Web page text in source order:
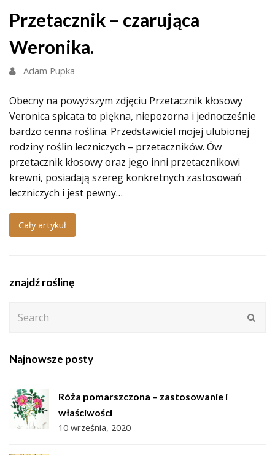
Przetacznik – czarująca
Weronika.
Adam Pupka
Obecny na powyższym zdjęciu Przetacznik kłosowy
Veronica spicata to piękna, niepozorna i jednocześnie
bardzo cenna roślina. Przedstawiciel mojej ulubionej
rodziny roślin leczniczych – przetaczników. Ów
przetacznik kłosowy oraz jego inni przetacznikowi
krewni, posiadają szereg konkretnych zastosowań
leczniczych i jest pewny…
Cały artykuł
znajdź roślinę
Najnowsze posty
Róża pomarszczona – zastosowanie i
właściwości
10 września, 2020